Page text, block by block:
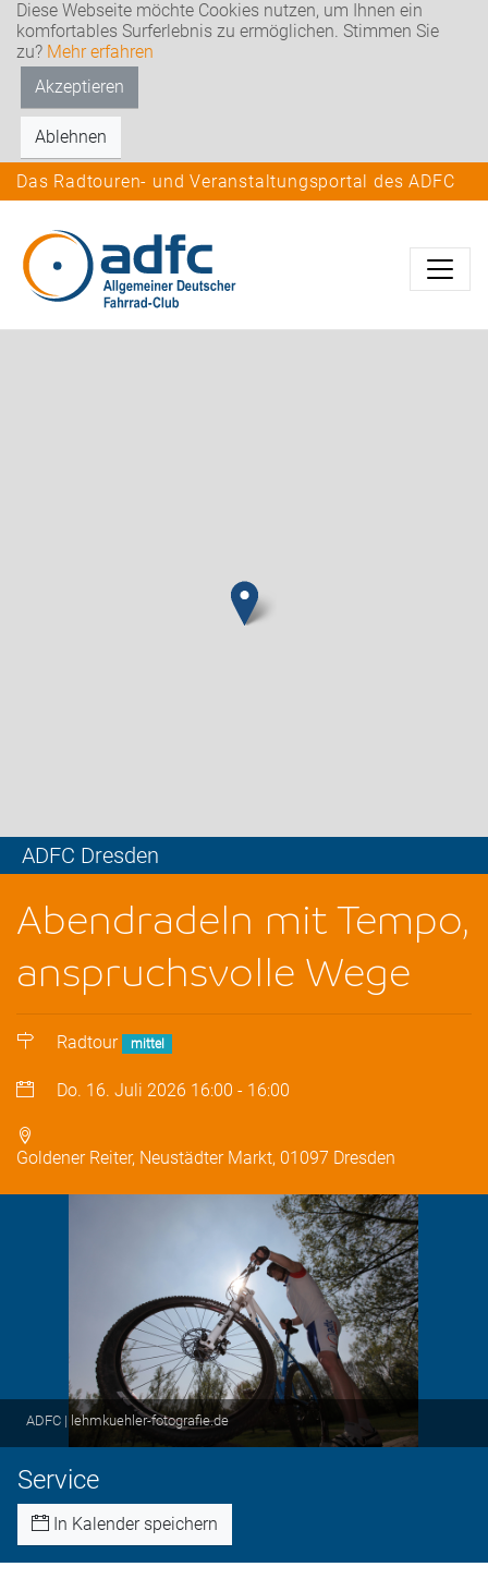
Diese Webseite möchte Cookies nutzen, um Ihnen ein
komfortables Surferlebnis zu ermöglichen. Stimmen Sie
zu? Mehr erfahren
Akzeptieren
Ablehnen
Das Radtouren- und Veranstaltungsportal des ADFC
ADFC Dresden
Abendradeln mit Tempo,
anspruchsvolle Wege
Radtour mittel
Do. 16. Juli 2026 16:00 - 16:00
Goldener Reiter, Neustädter Markt, 01097 Dresden
ADFC | lehmkuehler-fotografie.de
Service
In Kalender speichern